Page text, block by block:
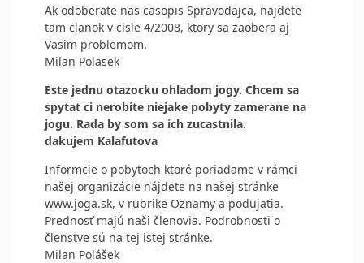
Ak odoberate nas casopis Spravodajca, najdete
tam clanok v cisle 4/2008, ktory sa zaobera aj
Vasim problemom.
Milan Polasek
Este jednu otazocku ohladom jogy. Chcem sa
spytat ci nerobite niejake pobyty zamerane na
jogu. Rada by som sa ich zucastnila.
dakujem Kalafutova
Informcie o pobytoch ktoré poriadame v rámci
našej organizácie nájdete na našej stránke
www.joga.sk, v rubrike Oznamy a podujatia.
Prednosť majú naši členovia. Podrobnosti o
členstve sú na tej istej stránke.
Milan Polášek